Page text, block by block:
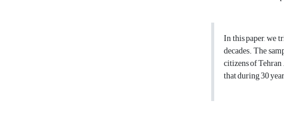
In this paper, we
decades. The
citizens of
that during 30